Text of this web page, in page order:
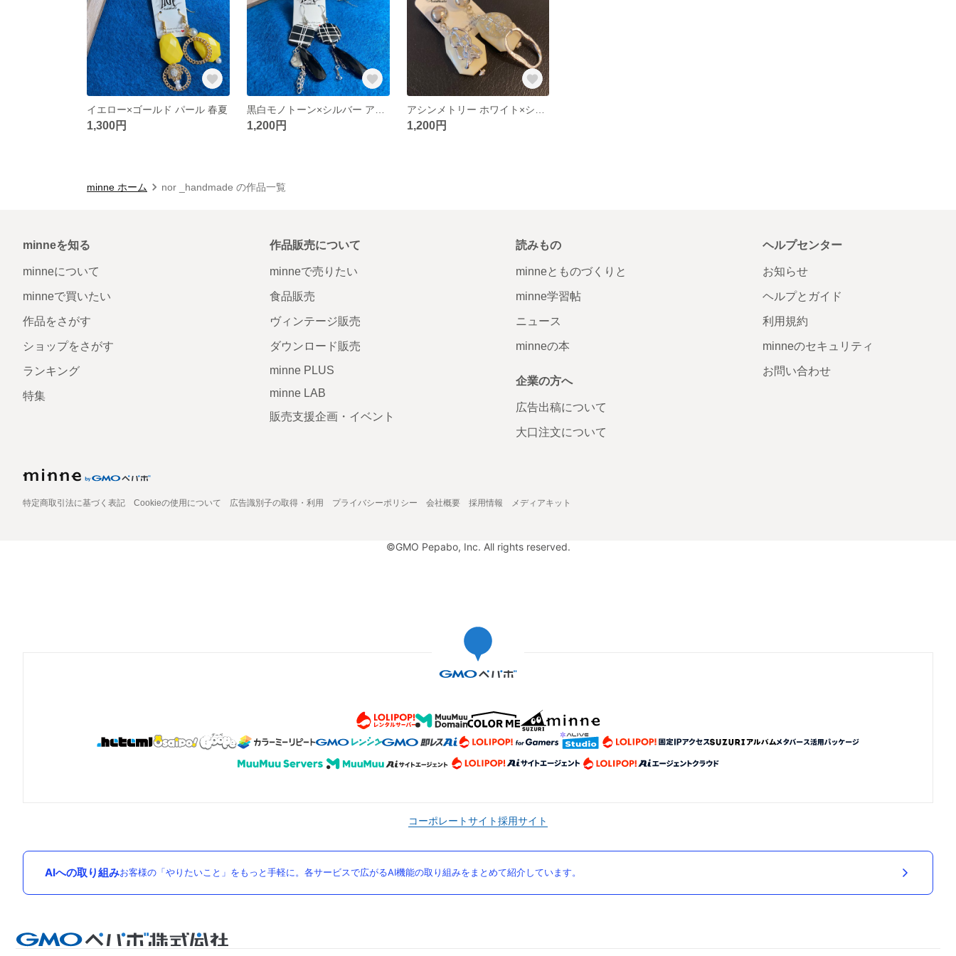
イエロー×ゴールド パール 春夏
1,300円 1,200円 1,200円
minne ホーム nor _handmade の作品一覧
minneを知る
minneについて
minneで買いたい
作品をさがす
ショップをさがす
ランキング
特集
作品販売について
minneで売りたい
食品販売
ヴィンテージ販売
ダウンロード販売
minne PLUS
minne LAB
販売支援企画・イベント
読みもの
minneとものづくりと
minne学習帖
ニュース
minneの本
企業の方へ
広告出稿について
大口注文について
ヘルプセンター
お知らせ
ヘルプとガイド
利用規約
minneのセキュリティ
お問い合わせ
特定商取引法に基づく表記 Cookieの使用について 広告識別子の取得・利用 プライバシーポリシー 会社概要 採用情報 メディアキット
©GMO Pepabo, Inc. All rights reserved.
コーポレートサイト採用サイト
AIへの取り組みお客様の「やりたいこと」をもっと手軽に。各サービスで広がるAI機能の取り組みをまとめて紹介しています。